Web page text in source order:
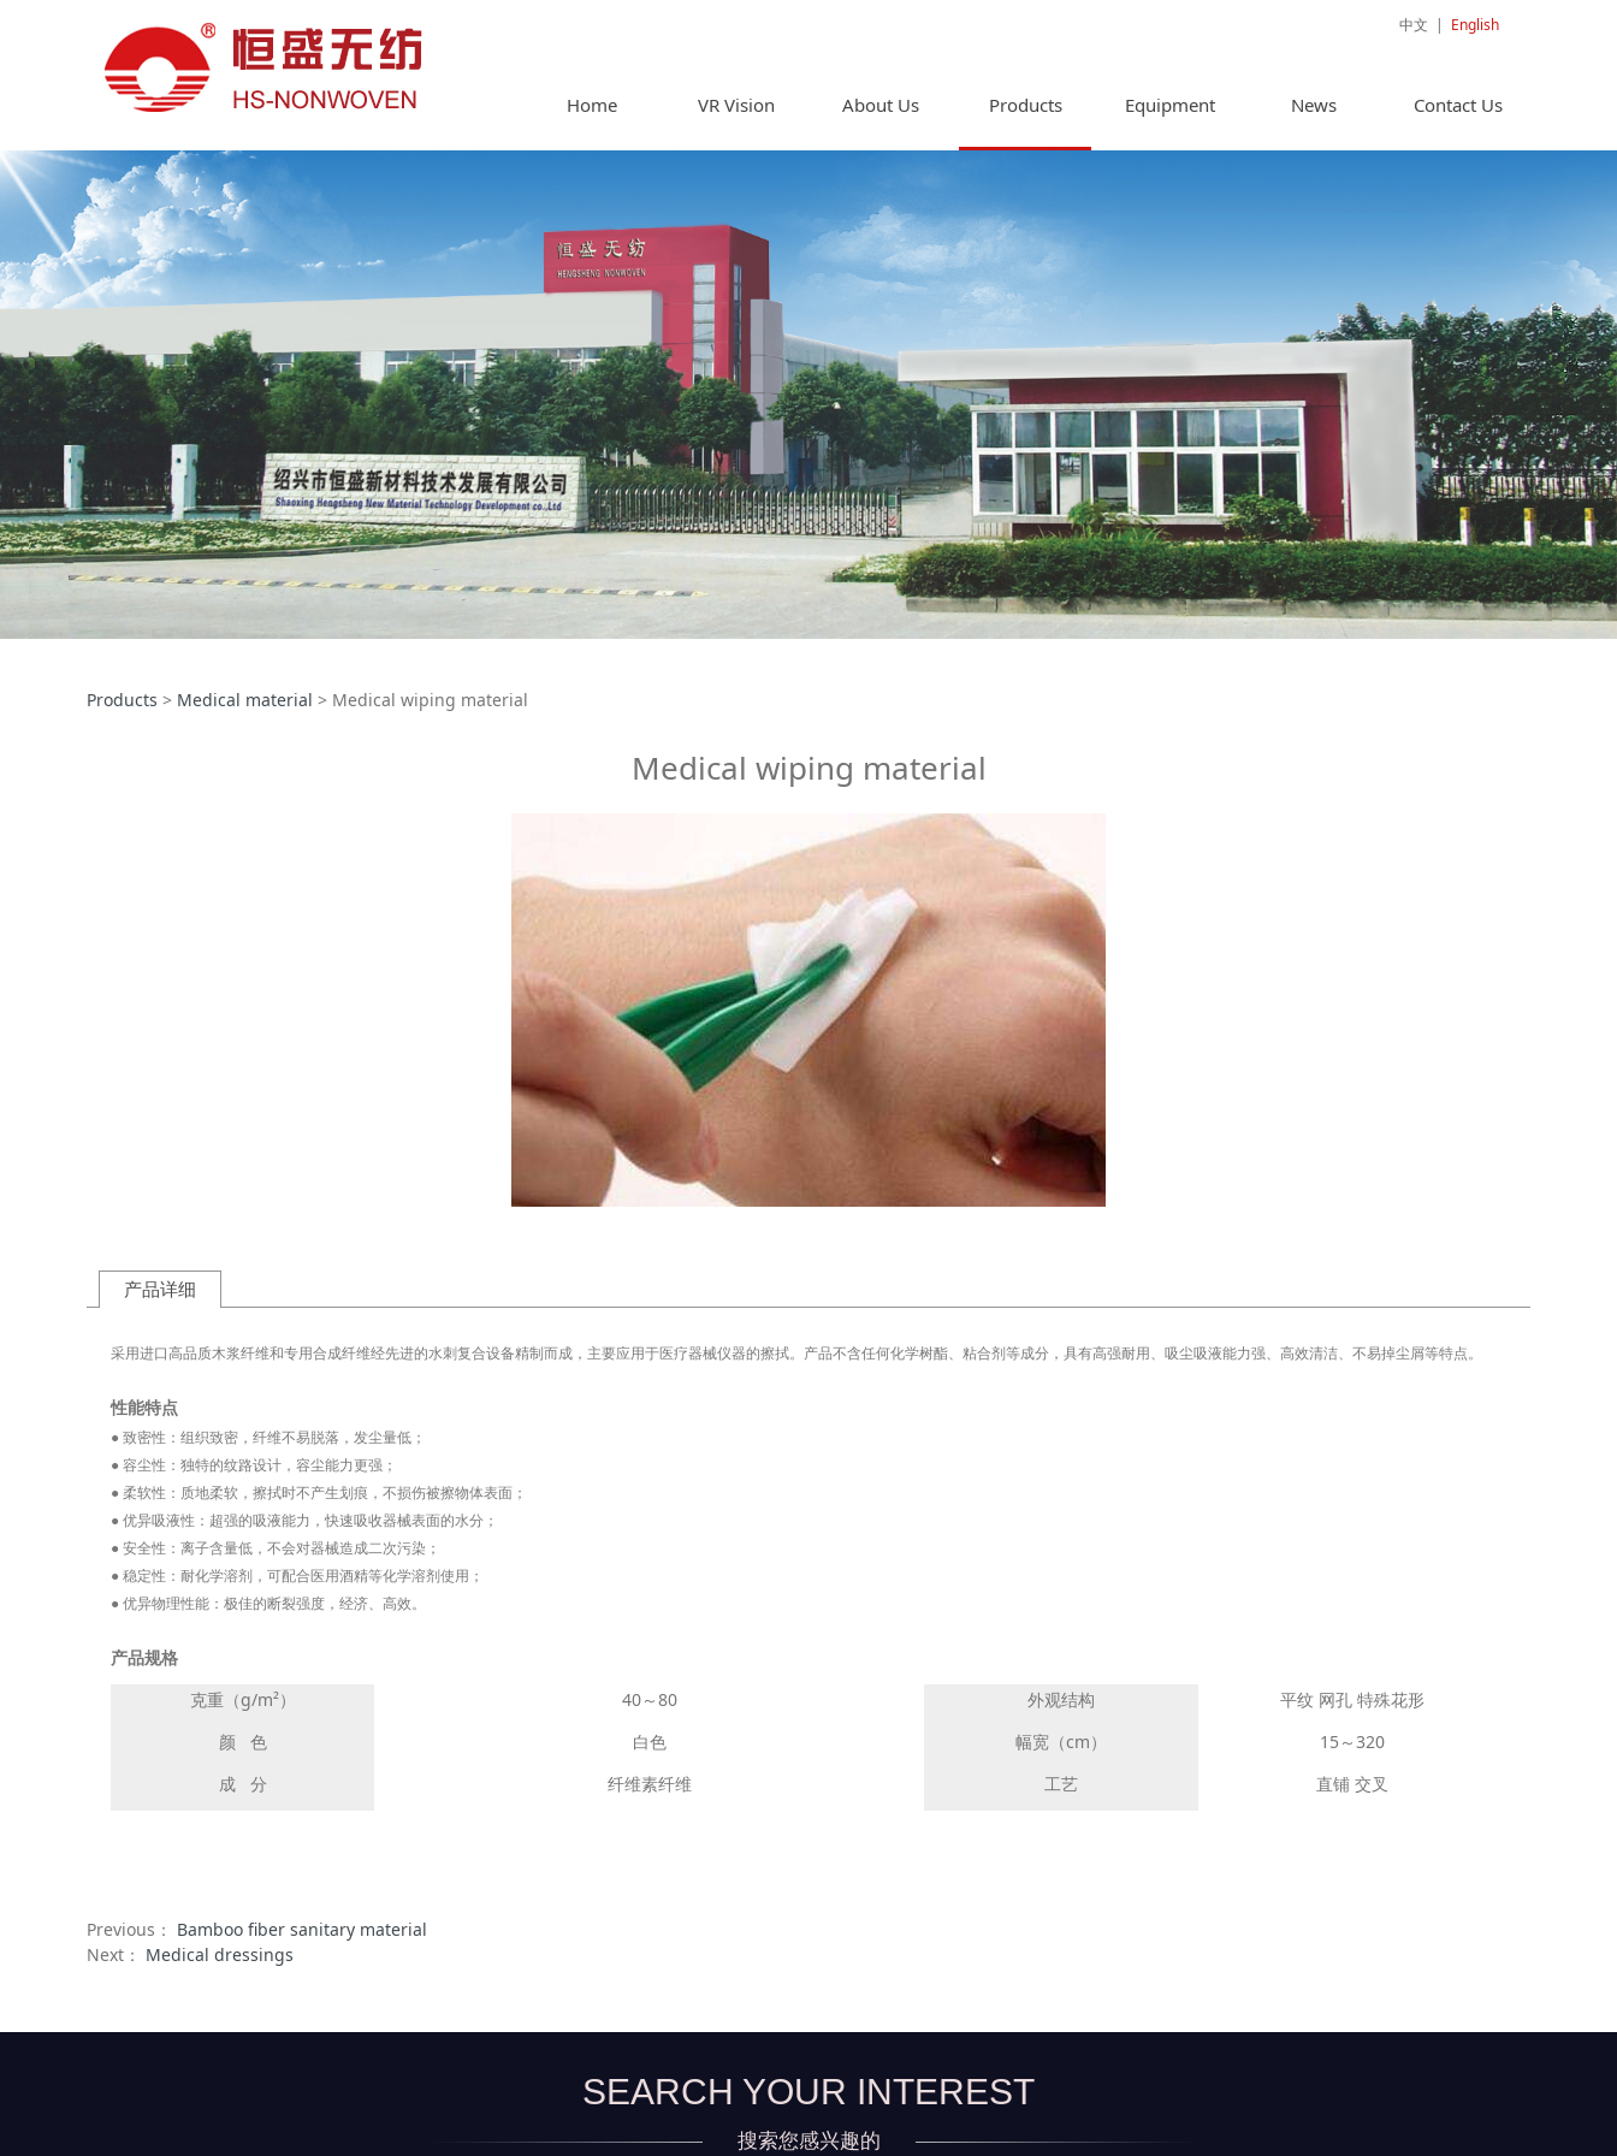
Home VR Vision About Us Products Equipment News Contact Us
中文 | English
Medical wiping material
Products > Medical material > Medical wiping material
Medical wiping material
产品详细
采用进口高品质木浆纤维和专用合成纤维经先进的水刺复合设备精制而成，主要应用于医疗器械仪器的擦拭。产品不含任何化学树酯、粘合剂等成分，具有高强耐用、吸尘吸液能力强、高效清洁、不易掉尘屑等特点。
性能特点
● 致密性：组织致密，纤维不易脱落，发尘量低；
● 容尘性：独特的纹路设计，容尘能力更强；
● 柔软性：质地柔软，擦拭时不产生划痕，不损伤被擦物体表面；
● 优异吸液性：超强的吸液能力，快速吸收器械表面的水分；
● 安全性：离子含量低，不会对器械造成二次污染；
● 稳定性：耐化学溶剂，可配合医用酒精等化学溶剂使用；
● 优异物理性能：极佳的断裂强度，经济、高效。
产品规格
克重（g/m²） 40～80 外观结构
平纹 网孔 特殊花形
颜 色
白色 幅宽（cm）
15～320
成 分
纤维素纤维 工艺 直铺 交叉
Previous： Bamboo fiber sanitary material
Next： Medical dressings
SEARCH YOUR INTEREST
搜索您感兴趣的